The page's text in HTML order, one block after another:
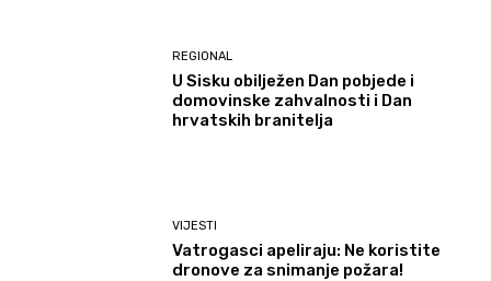
REGIONAL
U Sisku obilježen Dan pobjede i
domovinske zahvalnosti i Dan
hrvatskih branitelja
VIJESTI
Vatrogasci apeliraju: Ne koristite
dronove za snimanje požara!